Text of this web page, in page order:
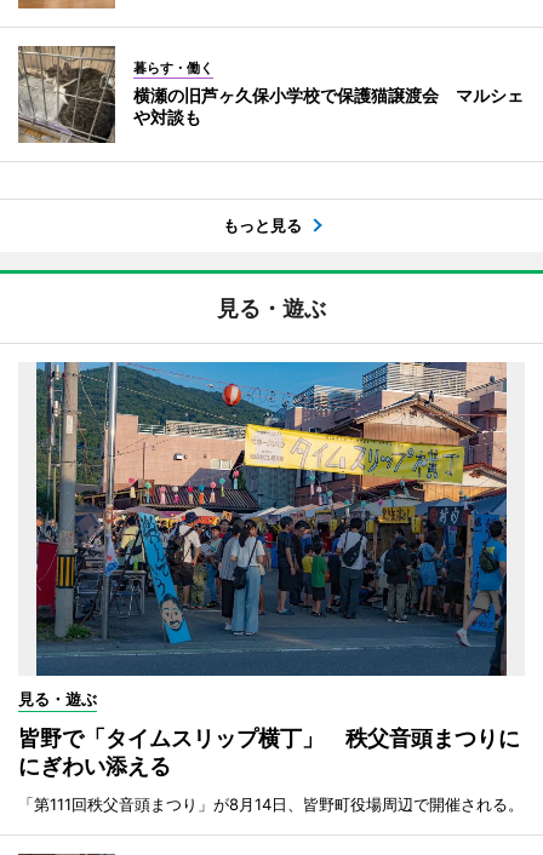
暮らす・働く
横瀬の旧芦ヶ久保小学校で保護猫譲渡会 マルシェ
や対談も
もっと見る
見る・遊ぶ
見る・遊ぶ
皆野で「タイムスリップ横丁」 秩父音頭まつりに
にぎわい添える
「第111回秩父音頭まつり」が8月14日、皆野町役場周辺で開催される。